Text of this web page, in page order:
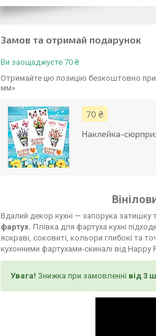
Замов та отримай подарунок
Ви заощаджуєте 70 ₴
Отримайте цю позицію безкоштовно при
мм»
70 ₴
Наклейка-
Вдалий декор кухні — запорука затишку
фартух. Плівка для фартуха кухні
яскраві, соковиті, кольори глибокі та
кухонними фартухами-скиналі від Happy
Увага! Знижка при замовленні від 3